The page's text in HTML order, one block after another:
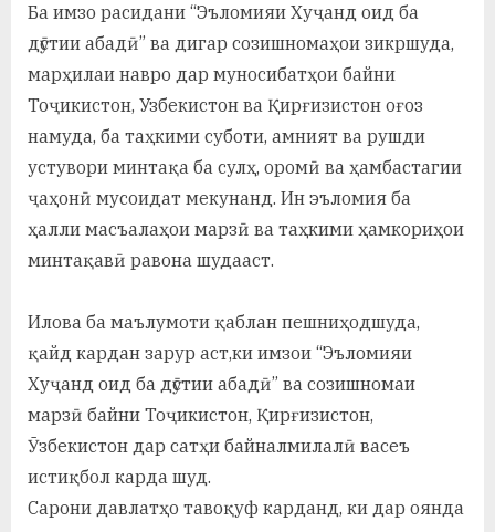
Ба имзо расидани “Эъломияи Хуҷанд оид ба
дӯстии абадӣ” ва дигар созишномаҳои зикршуда,
марҳилаи навро дар муносибатҳои байни
Тоҷикистон, Узбекистон ва Қирғизистон оғоз
намуда, ба таҳкими суботи, амният ва рушди
устувори минтақа ба сулҳ, оромӣ ва ҳамбастагии
ҷаҳонӣ мусоидат мекунанд. Ин эъломия ба
ҳалли масъалаҳои марзӣ ва таҳкими ҳамкориҳои
минтақавӣ равона шудааст.
Илова ба маълумоти қаблан пешниҳодшуда,
қайд кардан зарур аст,ки имзои “Эъломияи
Хуҷанд оид ба дӯстии абадӣ” ва созишномаи
марзӣ байни Тоҷикистон, Қирғизистон,
Ӯзбекистон дар сатҳи байналмилалӣ васеъ
истиқбол карда шуд.
Сарони давлатҳо тавоқуф карданд, ки дар оянда